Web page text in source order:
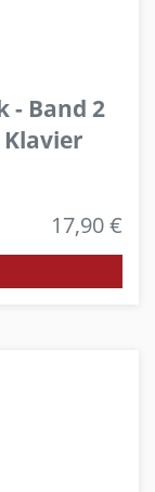
- Band 2
17,90 €